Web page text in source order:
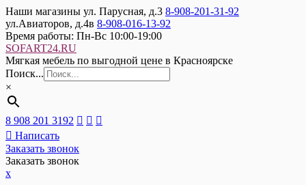
Наши магазины ул. Парусная, д.3 8-908-201-31-92
ул.Авиаторов, д.4в 8-908-016-13-92
Время работы: Пн-Вс 10:00-19:00
SOFART24.RU
Мягкая мебель по выгодной цене в Красноярске
Поиск...
×
8 908 201 3192
Написать
Заказать звонок
Заказать звонок
x